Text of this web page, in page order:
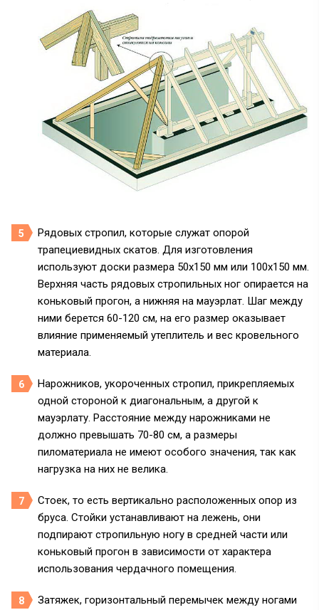
Рядовых стропил, которые служат опорой
трапециевидных скатов. Для изготовления
используют доски размера 50х150 мм или 100х150 мм.
Верхняя часть рядовых стропильных ног опирается на
коньковый прогон, а нижняя на мауэрлат. Шаг между
ними берется 60-120 см, на его размер оказывает
влияние применяемый утеплитель и вес кровельного
материала.
Нарожников, укороченных стропил, прикрепляемых
одной стороной к диагональным, а другой к
мауэрлату. Расстояние между нарожниками не
должно превышать 70-80 см, а размеры
пиломатериала не имеют особого значения, так как
нагрузка на них не велика.
Стоек, то есть вертикально расположенных опор из
бруса. Стойки устанавливают на лежень, они
подпирают стропильную ногу в средней части или
коньковый прогон в зависимости от характера
использования чердачного помещения.
Затяжек, горизонтальный перемычек между ногами